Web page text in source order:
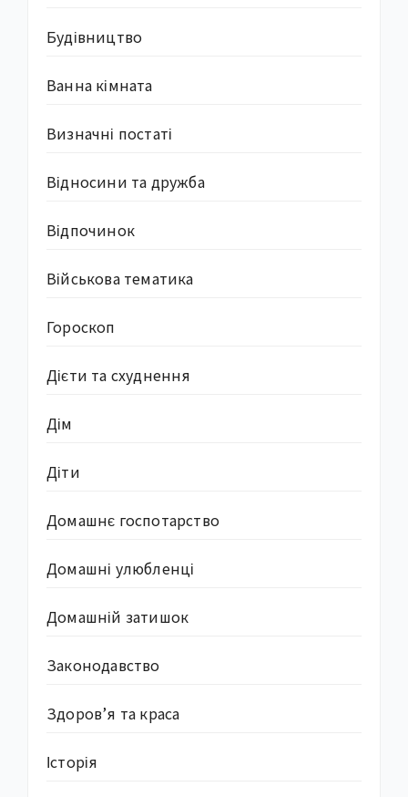
Будівництво
Ванна кімната
Визначні постаті
Відносини та дружба
Відпочинок
Військова тематика
Гороскоп
Дієти та схуднення
Дім
Діти
Домашнє госпотарство
Домашні улюбленці
Домашній затишок
Законодавство
Здоров’я та краса
Історія